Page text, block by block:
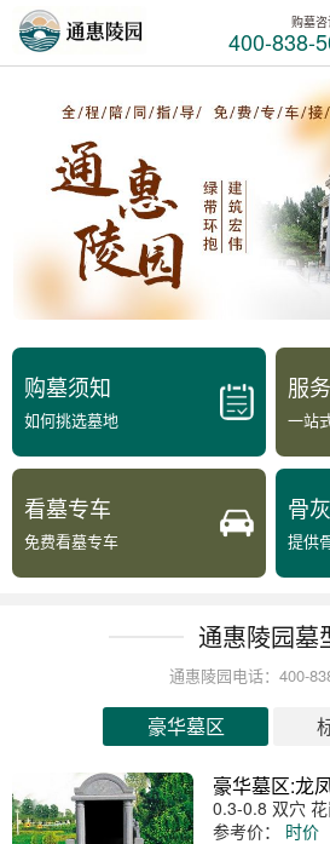
购墓
400-838-
购墓须知
如何挑选墓地
服
一站
看墓专车
免费看墓专车
骨
提供
通惠陵园墓
通惠陵园电话：400-
豪华墓区
豪华墓区:龙
0.3-0.8 双穴
参考价：
时价